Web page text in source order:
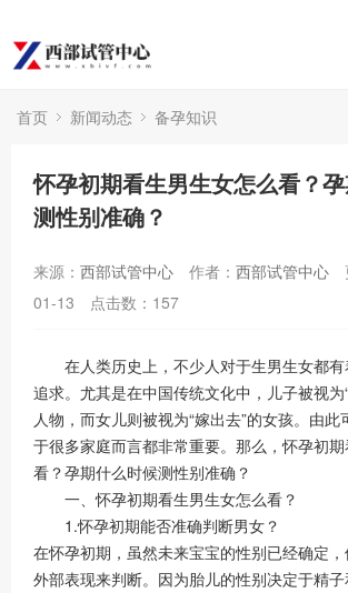
首页 新闻动态 备孕知识
怀孕初期看生男生女怎么看？
测性别准确？
来源： 西部试管中心 作者： 西部试管中心
01-13
点击数： 157
在人类历史上，不少人对于生男生女都有
追求。尤其是在中国传统文化中，儿子被视为
人物，而女儿则被视为“嫁出去”的女孩。由
于很多家庭而言都非常重要。那么，怀孕初
看？孕期什么时候测性别准确？
一、怀孕初期看生男生女怎么看？
1.怀孕初期能否准确判断男女？
在怀孕初期，虽然未来宝宝的性别已经确定
外部表现来判断。因为胎儿的性别决定于精子